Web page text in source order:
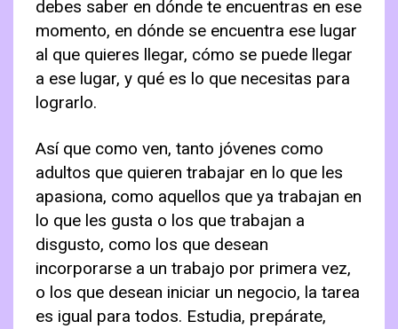
debes saber en dónde te encuentras en ese
momento, en dónde se encuentra ese lugar
al que quieres llegar, cómo se puede llegar
a ese lugar, y qué es lo que necesitas para
lograrlo.
Así que como ven, tanto jóvenes como
adultos que quieren trabajar en lo que les
apasiona, como aquellos que ya trabajan en
lo que les gusta o los que trabajan a
disgusto, como los que desean
incorporarse a un trabajo por primera vez,
o los que desean iniciar un negocio, la tarea
es igual para todos. Estudia, prepárate,